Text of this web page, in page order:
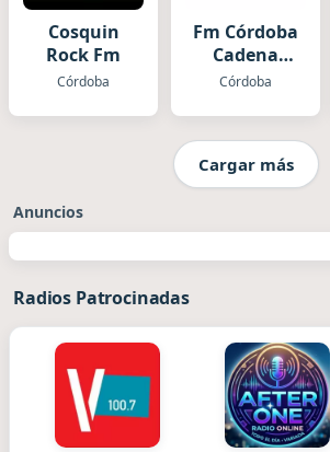
Cosquin
Rock Fm
Córdoba
Fm Córdoba
Cadena
Heat
Córdoba
Cargar más
Anuncios
Radios Patrocinadas